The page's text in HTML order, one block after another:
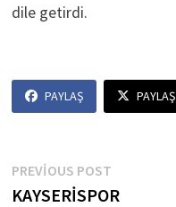
dile getirdi.
PAYLAŞ PAYLAŞ
Yazı
PREVIOUS POSTPrevious
post:
KAYSERİSPOR